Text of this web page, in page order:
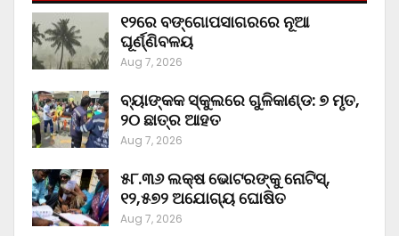
୧୨ରେ ବଙ୍ଗୋପସାଗରରେ ନୂଆ
ଘୂର୍ଣ୍ଣିବଳୟ
Aug 7, 2026
ବ୍ୟାଙ୍କକ ସ୍କୁଲରେ ଗୁଳିକାଣ୍ଡ: ୭ ମୃତ,
୨୦ ଛାତ୍ର ଆହତ
Aug 7, 2026
୫୮.୩୬ ଲକ୍ଷ ଭୋଟରଙ୍କୁ ନୋଟିସ୍‌,
୧୨,୫୭୨ ଅଯୋଗ୍ୟ ଘୋଷିତ
Aug 7, 2026